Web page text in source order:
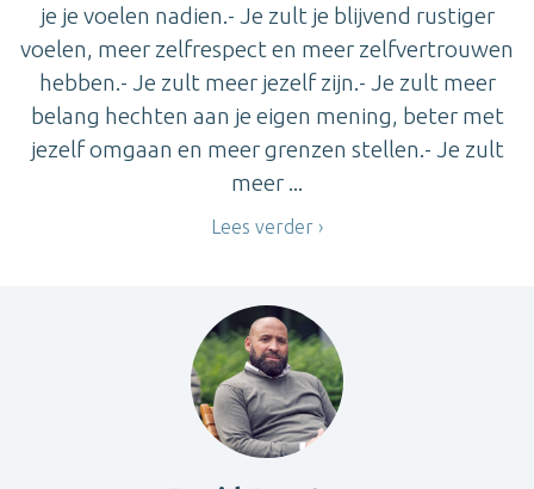
je je voelen nadien.- Je zult je blijvend rustiger
voelen, meer zelfrespect en meer zelfvertrouwen
hebben.- Je zult meer jezelf zijn.- Je zult meer
belang hechten aan je eigen mening, beter met
jezelf omgaan en meer grenzen stellen.- Je zult
meer ...
Lees verder